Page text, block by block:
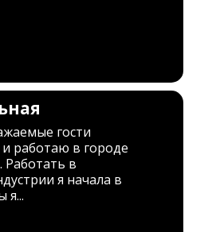
гости
работаю в городе
в
я начала в
я...